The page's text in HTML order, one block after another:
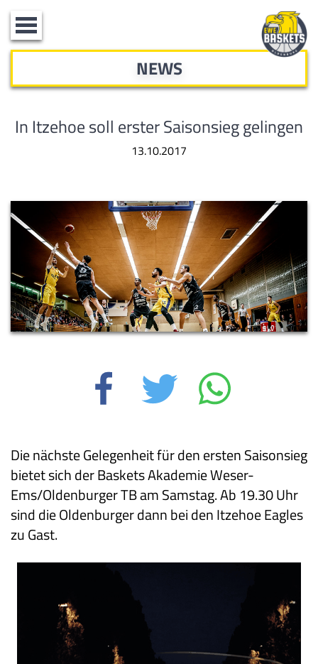
Toggle
navigation
NEWS
In Itzehoe soll erster Saisonsieg gelingen
13.10.2017
Die nächste Gelegenheit für den ersten Saisonsieg
bietet sich der Baskets Akademie Weser-
Ems/Oldenburger TB am Samstag. Ab 19.30 Uhr
sind die Oldenburger dann bei den Itzehoe Eagles
zu Gast.